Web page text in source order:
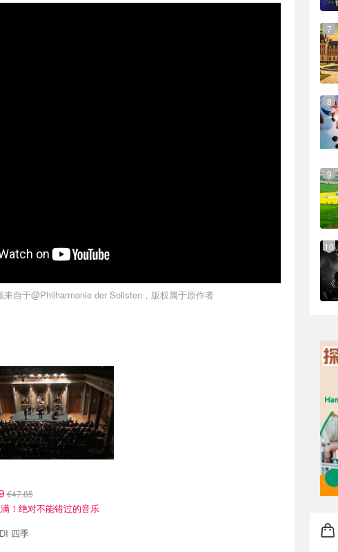
来自于@Philharmonie der Solisten，版权属于原作者
€47.85
！绝对不能错过的音乐
四季